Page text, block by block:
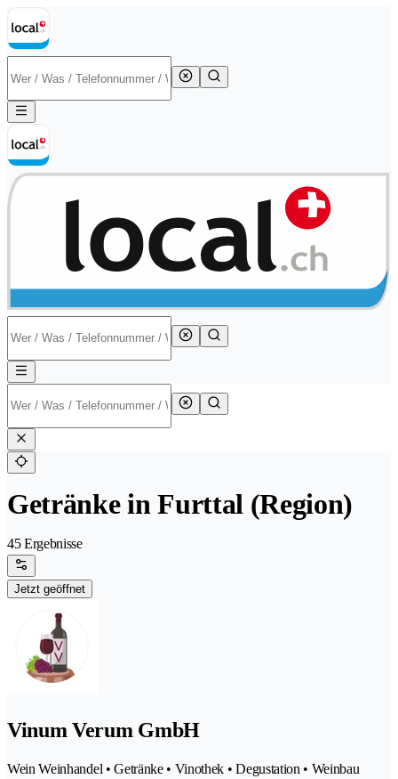
Getränke in Furttal (Region)
45 Ergebnisse
Jetzt geöffnet
Vinum Verum GmbH
Wein Weinhandel • Getränke • Vinothek • Degustation • Weinbau